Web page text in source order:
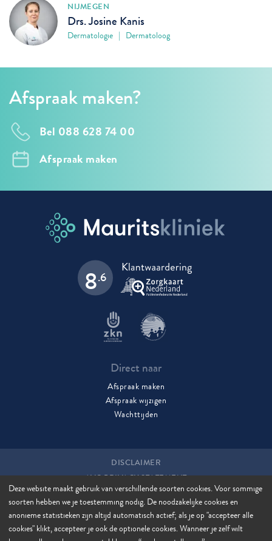
NIJMEGEN
Drs. Josine Kanis
Dermatologie | Dermatoloog
Afspraak maken?
Bel 088 628 74 00
Afspraak maken
8.6
Direct naar
Afspraak maken
Afspraak wijzigen
Wachttijden
DISCLAIMER
AVG PRIVACY STATEMENT
COOKIES
COOKIE MANAGER
SITEMAP
Deze website maakt gebruik van verschillende soorten cookies. Voor sommige
soorten hebben we je toestemming nodig. De noodzakelijke cookies en
anonieme statistieken zijn altijd automatisch actief; als je op "accepteer alle
cookies" klikt, accepteer je ook de optionele cookies. Wanneer je zelf wilt